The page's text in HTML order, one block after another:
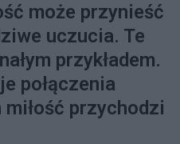
może przynieść
uczucia. Te
przykładem.
połączenia
przychodzi